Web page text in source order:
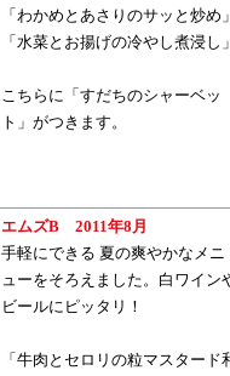
「わかめとあさりのサッと炒め」
「水菜とお揚げの冷やし煮浸し」
こちらに「すだちのシャーベッ
ト」がつきます。
エムズB 2011年8月
手軽にできる 夏の爽やかなメニ
ューをそろえました。白ワイン
ビールにピッタリ！
「牛肉とセロリの粒マスタード